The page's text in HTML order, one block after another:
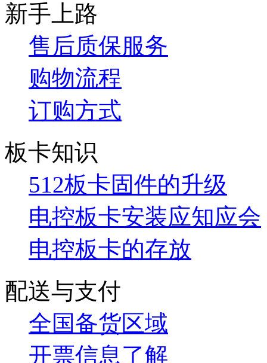
新手上路
售后质保服务
购物流程
订购方式
板卡知识
512板卡固件的升级
电控板卡安装应知应会
电控板卡的存放
配送与支付
全国备货区域
开票信息了解